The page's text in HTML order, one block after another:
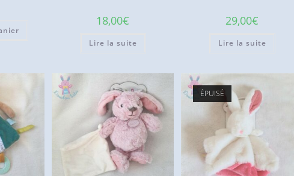
18,00€
Lire la suite
29,00€
Lire la suite
ÉPUISÉ